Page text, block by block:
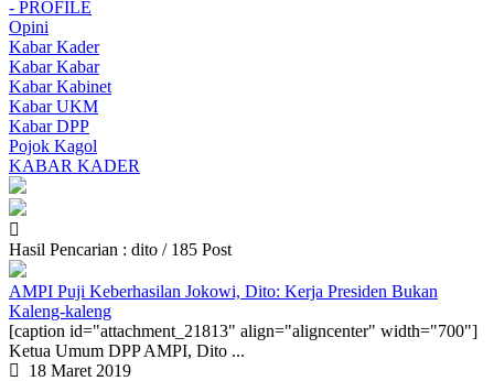
- PROFILE
Opini
Kabar Kader
Kabar Kabar
Kabar Kabinet
Kabar UKM
Kabar DPP
Pojok Kagol
KABAR KADER
Hasil Pencarian : dito / 185 Post
AMPI Puji Keberhasilan Jokowi, Dito: Kerja Presiden Bukan
Kaleng-kaleng
[caption id="attachment_21813" align="aligncenter" width="700"]
Ketua Umum DPP AMPI, Dito ...
18 Maret 2019